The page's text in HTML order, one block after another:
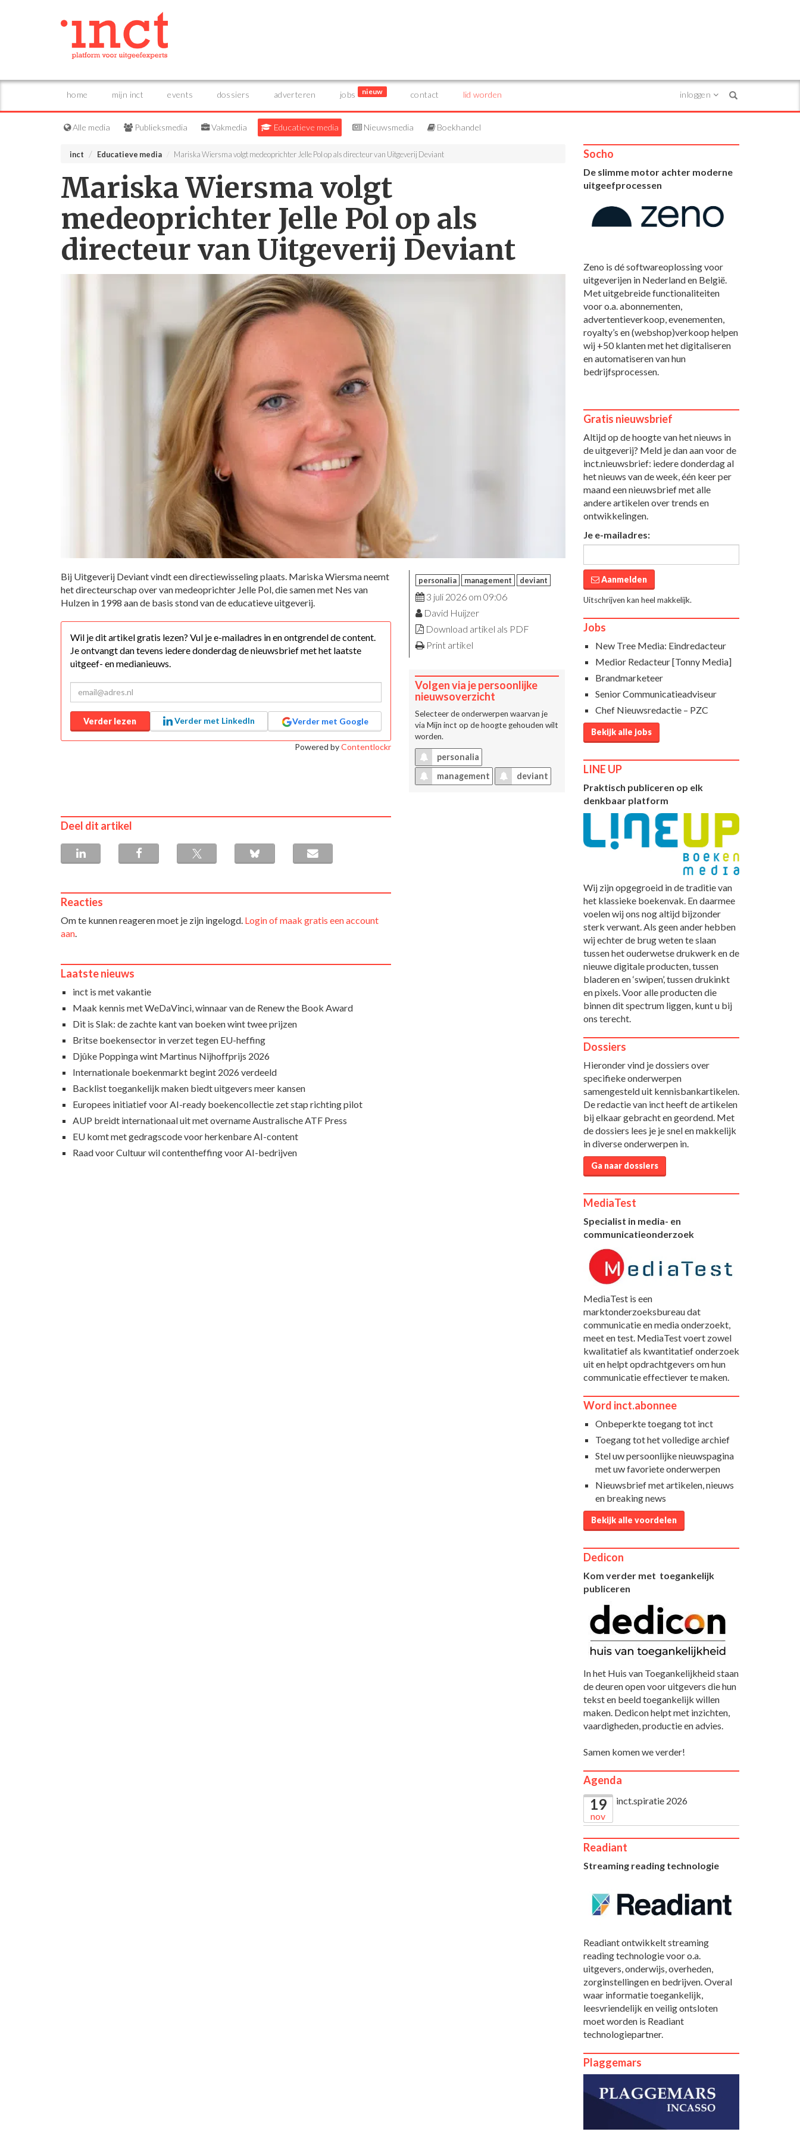
home mijn inct events dossiers adverteren jobs nieuw contact lid worden inloggen
Alle media Publieksmedia Vakmedia Educatieve media Nieuwsmedia Boekhandel
inct Educatieve media Mariska Wiersma volgt medeoprichter Jelle Pol op als directeur van Uitgeverij Deviant
Mariska Wiersma volgt
medeoprichter Jelle Pol op als
directeur van Uitgeverij Deviant
Bij Uitgeverij Deviant vindt een directiewisseling plaats. Mariska Wiersma neemt
het directeurschap over van medeoprichter Jelle Pol, die samen met Nes van
Hulzen in 1998 aan de basis stond van de educatieve uitgeverij.
Wil je dit artikel gratis lezen? Vul je e-mailadres in en ontgrendel de content.
Je ontvangt dan tevens iedere donderdag de nieuwsbrief met het laatste
uitgeef- en medianieuws.
Verder lezen Verder met LinkedIn Verder met Google
Powered byContentlockr
personalia management deviant
3 juli 2026 om 09:06
David Huijzer
Download artikel als PDF
Print artikel
Volgen via je persoonlijke
nieuwsoverzicht
Selecteer de onderwerpen waarvan je
via Mijn inct op de hoogte gehouden wilt
worden.
personalia
management
deviant
Deel dit artikel
Reacties
Om te kunnen reageren moet je zijn ingelogd. Login of maak gratis een account
aan.
Laatste nieuws
inct is met vakantie
Maak kennis met WeDaVinci, winnaar van de Renew the Book Award
Dit is Slak: de zachte kant van boeken wint twee prijzen
Britse boekensector in verzet tegen EU-heffing
Djûke Poppinga wint Martinus Nijhoffprijs 2026
Internationale boekenmarkt begint 2026 verdeeld
Backlist toegankelijk maken biedt uitgevers meer kansen
Europees initiatief voor AI-ready boekencollectie zet stap richting pilot
AUP breidt internationaal uit met overname Australische ATF Press
EU komt met gedragscode voor herkenbare AI-content
Raad voor Cultuur wil contentheffing voor AI-bedrijven
Socho
De slimme motor achter moderne
uitgeefprocessen
Zeno is dé softwareoplossing voor
uitgeverijen in Nederland en België.
Met uitgebreide functionaliteiten
voor o.a. abonnementen,
advertentieverkoop, evenementen,
royalty’s en (webshop)verkoop helpen
wij +50 klanten met het digitaliseren
en automatiseren van hun
bedrijfsprocessen.
Gratis nieuwsbrief
Altijd op de hoogte van het nieuws in
de uitgeverij? Meld je dan aan voor de
inct.nieuwsbrief: iedere donderdag al
het nieuws van de week, één keer per
maand een nieuwsbrief met alle
andere artikelen over trends en
ontwikkelingen.
Je e-mailadres:
Aanmelden
Uitschrijven kan heel makkelijk.
Jobs
New Tree Media: Eindredacteur
Medior Redacteur [Tonny Media]
Brandmarketeer
Senior Communicatieadviseur
Chef Nieuwsredactie – PZC
Bekijk alle jobs
LINE UP
Praktisch publiceren op elk
denkbaar platform
Wij zijn opgegroeid in de traditie van
het klassieke boekenvak. En daarmee
voelen wij ons nog altijd bijzonder
sterk verwant. Als geen ander hebben
wij echter de brug weten te slaan
tussen het ouderwetse drukwerk en de
nieuwe digitale producten, tussen
bladeren en ‘swipen’, tussen drukinkt
en pixels. Voor alle producten die
binnen dit spectrum liggen, kunt u bij
ons terecht.
Dossiers
Hieronder vind je dossiers over
specifieke onderwerpen
samengesteld uit kennisbankartikelen.
De redactie van inct heeft de artikelen
bij elkaar gebracht en geordend. Met
de dossiers lees je je snel en makkelijk
in diverse onderwerpen in.
Ga naar dossiers
MediaTest
Specialist in media- en
communicatieonderzoek
MediaTest is een
marktonderzoeksbureau dat
communicatie en media onderzoekt,
meet en test. MediaTest voert zowel
kwalitatief als kwantitatief onderzoek
uit en helpt opdrachtgevers om hun
communicatie effectiever te maken.
Word inct.abonnee
Onbeperkte toegang tot inct
Toegang tot het volledige archief
Stel uw persoonlijke nieuwspagina
met uw favoriete onderwerpen
Nieuwsbrief met artikelen, nieuws
en breaking news
Bekijk alle voordelen
Dedicon
Kom verder met toegankelijk
publiceren
In het Huis van Toegankelijkheid staan
de deuren open voor uitgevers die hun
tekst en beeld toegankelijk willen
maken. Dedicon helpt met inzichten,
vaardigheden, productie en advies.
Samen komen we verder!
Agenda
19
nov
inct.spiratie 2026
Readiant
Streaming reading technologie
Readiant ontwikkelt streaming
reading technologie voor o.a.
uitgevers, onderwijs, overheden,
zorginstellingen en bedrijven. Overal
waar informatie toegankelijk,
leesvriendelijk en veilig ontsloten
moet worden is Readiant
technologiepartner.
Plaggemars